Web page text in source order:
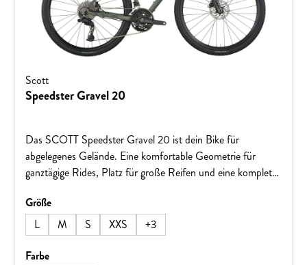
Scott
Speedster Gravel 20
Das SCOTT Speedster Gravel 20 ist dein Bike für
abgelegenes Gelände. Eine komfortable Geometrie für
ganztägige Rides, Platz für große Reifen und eine komplett
fantastischen Option für alle Zweirad-Offroader!Hinweis:
Fahrradspezifikationen können ohne vorherige Ankündigung
geändert werden.
Größeauswählen
L
M S XXS +3
Farbeauswählen